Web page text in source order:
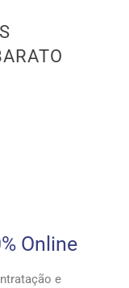
Online
e